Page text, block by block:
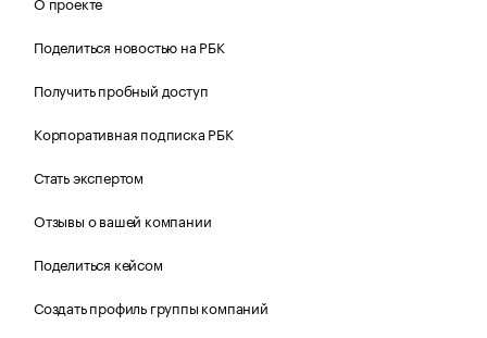
Поделиться новостью на РБК
Получить пробный доступ
Корпоративная подписка РБК
Стать экспертом
Отзывы о вашей компании
Поделиться кейсом
Создать профиль группы компаний